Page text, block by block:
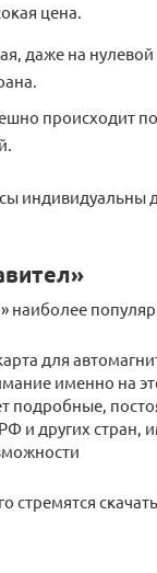
цена.
даже на нулевой
происходит
индивидуальны
наиболее
для
именно на
подробные,
и других стран,
стремятся скачать